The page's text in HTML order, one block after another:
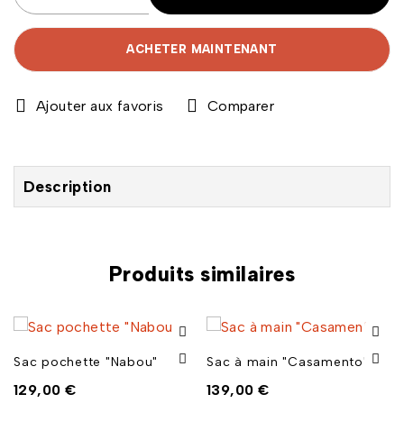
ACHETER MAINTENANT
Comparer
Description
Produits similaires
Sac pochette "Nabou"
129,00 €
Sac à main "Casamento"
139,00 €